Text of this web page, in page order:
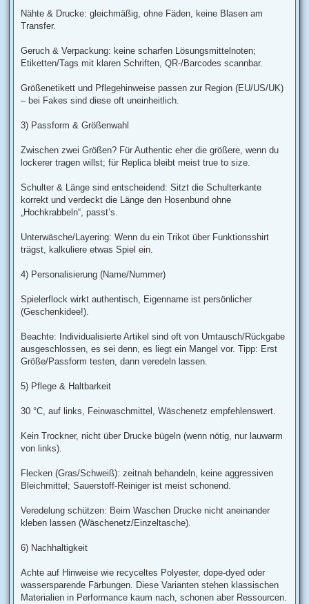
Nähte & Drucke: gleichmäßig, ohne Fäden, keine Blasen am
Transfer.
Geruch & Verpackung: keine scharfen Lösungsmittelnoten;
Etiketten/Tags mit klaren Schriften, QR-/Barcodes scannbar.
Größenetikett und Pflegehinweise passen zur Region (EU/US/UK)
– bei Fakes sind diese oft uneinheitlich.
3) Passform & Größenwahl
Zwischen zwei Größen? Für Authentic eher die größere, wenn du
lockerer tragen willst; für Replica bleibt meist true to size.
Schulter & Länge sind entscheidend: Sitzt die Schulterkante
korrekt und verdeckt die Länge den Hosenbund ohne
„Hochkrabbeln“, passt’s.
Unterwäsche/Layering: Wenn du ein Trikot über Funktionsshirt
trägst, kalkuliere etwas Spiel ein.
4) Personalisierung (Name/Nummer)
Spielerflock wirkt authentisch, Eigenname ist persönlicher
(Geschenkidee!).
Beachte: Individualisierte Artikel sind oft von Umtausch/Rückgabe
ausgeschlossen, es sei denn, es liegt ein Mangel vor. Tipp: Erst
Größe/Passform testen, dann veredeln lassen.
5) Pflege & Haltbarkeit
30 °C, auf links, Feinwaschmittel, Wäschenetz empfehlenswert.
Kein Trockner, nicht über Drucke bügeln (wenn nötig, nur lauwarm
von links).
Flecken (Gras/Schweiß): zeitnah behandeln, keine aggressiven
Bleichmittel; Sauerstoff-Reiniger ist meist schonend.
Veredelung schützen: Beim Waschen Drucke nicht aneinander
kleben lassen (Wäschenetz/Einzeltasche).
6) Nachhaltigkeit
Achte auf Hinweise wie recyceltes Polyester, dope-dyed oder
wassersparende Färbungen. Diese Varianten stehen klassischen
Materialien in Performance kaum nach, schonen aber Ressourcen.